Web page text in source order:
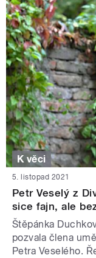
K věci
5. listopad 2021
Petr Veselý z
sice fajn, ale
Štěpánka
pozvala člena
Petra Veselého.